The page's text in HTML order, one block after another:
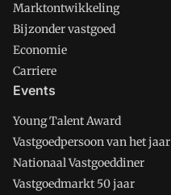
Marktontwikkeling
Bijzonder vastgoed
Economie
Carriere
Events
Young Talent Award
Vastgoedpersoon van het jaar
Nationaal Vastgoeddiner
Vastgoedmarkt 50 jaar